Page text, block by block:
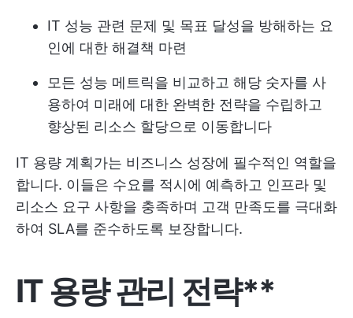
IT 성능 관련 문제 및 목표 달성을 방해하는 요
인에 대한 해결책 마련
모든 성능 메트릭을 비교하고 해당 숫자를 사
용하여 미래에 대한 완벽한 전략을 수립하고
향상된 리소스 할당으로 이동합니다
IT 용량 계획가는 비즈니스 성장에 필수적인 역할을
합니다. 이들은 수요를 적시에 예측하고 인프라 및
리소스 요구 사항을 충족하며 고객 만족도를 극대화
하여 SLA를 준수하도록 보장합니다.
IT 용량 관리 전략**